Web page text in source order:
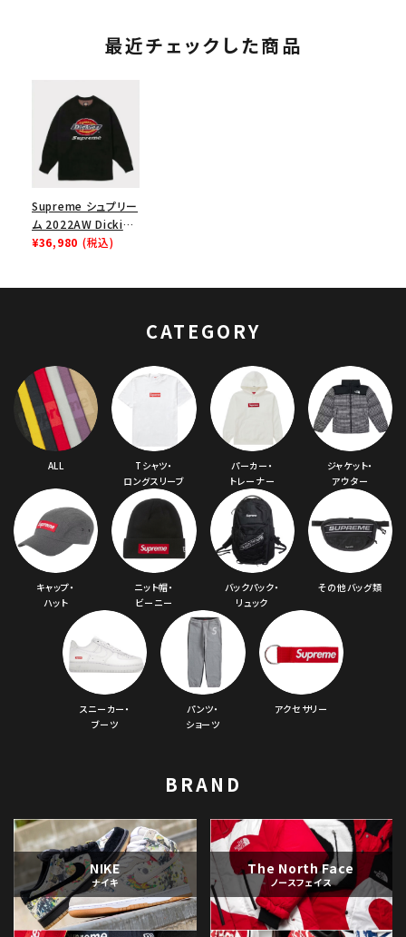
最近チェックした商品
Supreme シュプリー
ム 2022AW Dickies
Sweater ディッキー
¥36,980 (税込)
CATEGORY
ALL
Tシャツ・
ロングスリーブ
パーカー・
トレーナー
ジャケット・
アウター
キャップ・
ハット
ニット帽・
ビーニー
バックパック・
リュック
その他バッグ類
スニーカー・
ブーツ
パンツ・
ショーツ
アクセサリー
BRAND
NIKE
ナイキ
The North Face
ノースフェイス